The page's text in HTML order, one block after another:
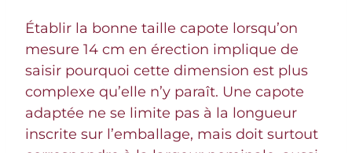
Établir la bonne taille capote lorsqu’on
mesure 14 cm en érection implique de
saisir pourquoi cette dimension est plus
complexe qu’elle n’y paraît. Une capote
adaptée ne se limite pas à la longueur
inscrite sur l’emballage, mais doit surtout